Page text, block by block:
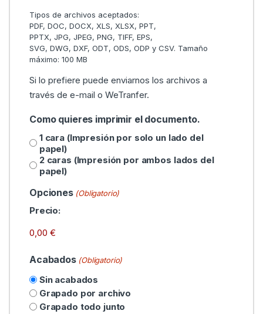
Si lo prefiere puede enviarnos los archivos a
través de e-mail o WeTranfer.
Como quieres imprimir el documento.
1 cara (Impresión por solo un lado del
papel)
2 caras (Impresión por ambos lados del
papel)
Opciones (Obligatorio)
Precio:
Acabados (Obligatorio)
Sin acabados
Grapado por archivo
Grapado todo junto